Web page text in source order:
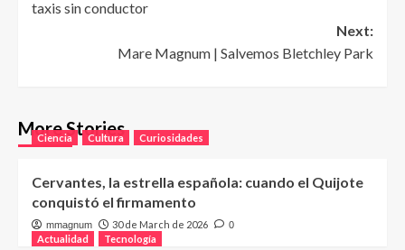
taxis sin conductor
Next:
Mare Magnum | Salvemos Bletchley Park
More Stories
Ciencia Cultura Curiosidades
Cervantes, la estrella española: cuando el Quijote
conquistó el firmamento
mmagnum 30 de March de 2026 0
Actualidad Tecnología